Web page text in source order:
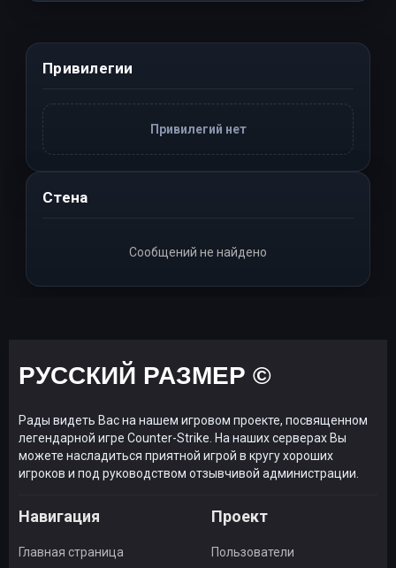
Привилегии
Привилегий нет
Стена
Сообщений не найдено
РУССКИЙ РАЗМЕР ©
Рады видеть Вас на нашем игровом проекте, посвященном
легендарной игре Counter-Strike. На наших серверах Вы
можете насладиться приятной игрой в кругу хороших
игроков и под руководством отзывчивой администрации.
Навигация
Главная страница
Проект
Пользователи